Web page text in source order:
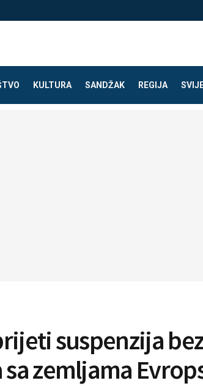
KULTURA SANDŽAK REGIJA
suspenzija
zemljama